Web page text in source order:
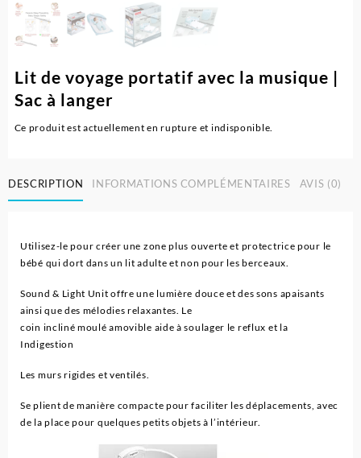
Lit de voyage portatif avec la musique |
Sac à langer
Ce produit est actuellement en rupture et indisponible.
DESCRIPTION INFORMATIONS COMPLÉMENTAIRES AVIS (0)
Utilisez-le pour créer une zone plus ouverte et protectrice pour le
bébé qui dort dans un lit adulte et non pour les berceaux.
Sound & Light Unit offre une lumière douce et des sons apaisants
ainsi que des mélodies relaxantes. Le
coin incliné moulé amovible aide à soulager le reflux et la
Indigestion
Les murs rigides et ventilés.
Se plient de manière compacte pour faciliter les déplacements, avec
de la place pour quelques petits objets à l’intérieur.